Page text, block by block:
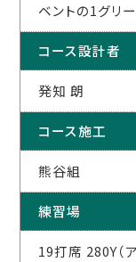
ベントの1グリ
コース設計者
発知 朗
コース施工
熊谷組
練習場
19打席 280Y（